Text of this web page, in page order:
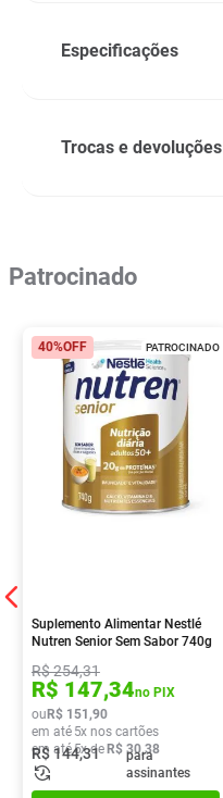
Especificações
Trocas e devoluções
Patrocinado
PATROCINADO
40%OFF
Suplemento Alimentar Nestlé
Nutren Senior Sem Sabor 740g
R$254,31
R$ 147,34no PIX
ou R$ 151 ,90
em até 5x nos cartões
em até5x de R$ 30,38
R$144,31
para
assinantes